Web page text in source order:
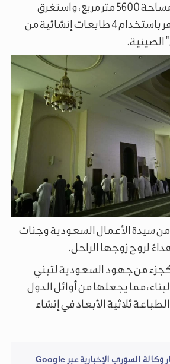
تم بناء الجامع على مساحة 5600 متر مربع، واستغرق
تشييده حوالي 6 أشهر باستخدام 4 طابعات إنشائية من
الصينية.
من سيدة الأعمال السعودية وجنات
لروح زوجها الراحل.
من جهود السعودية لتبني
مما يجعلها من أوائل الدول
ثلاثية الأبعاد في إنشاء
تابعوا آخر أخبار وكالة السوري الإخبارية عبر Google